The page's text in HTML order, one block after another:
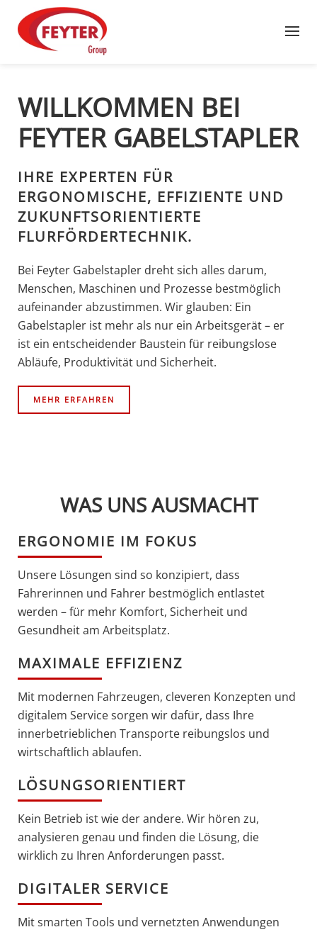
Zum Hauptinhalt springen
WILLKOMMEN BEI
FEYTER GABELSTAPLER
IHRE EXPERTEN FÜR
ERGONOMISCHE, EFFIZIENTE UND
ZUKUNFTSORIENTIERTE
FLURFÖRDERTECHNIK.
Bei Feyter Gabelstapler dreht sich alles darum,
Menschen, Maschinen und Prozesse bestmöglich
aufeinander abzustimmen. Wir glauben: Ein
Gabelstapler ist mehr als nur ein Arbeitsgerät – er
ist ein entscheidender Baustein für reibungslose
Abläufe, Produktivität und Sicherheit.
MEHR ERFAHREN
WAS UNS AUSMACHT
ERGONOMIE IM FOKUS
Unsere Lösungen sind so konzipiert, dass
Fahrerinnen und Fahrer bestmöglich entlastet
werden – für mehr Komfort, Sicherheit und
Gesundheit am Arbeitsplatz.
MAXIMALE EFFIZIENZ
Mit modernen Fahrzeugen, cleveren Konzepten und
digitalem Service sorgen wir dafür, dass Ihre
innerbetrieblichen Transporte reibungslos und
wirtschaftlich ablaufen.
LÖSUNGSORIENTIERT
Kein Betrieb ist wie der andere. Wir hören zu,
analysieren genau und finden die Lösung, die
wirklich zu Ihren Anforderungen passt.
DIGITALER SERVICE
Mit smarten Tools und vernetzten Anwendungen